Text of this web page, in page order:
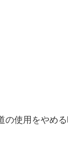
使用をやめる